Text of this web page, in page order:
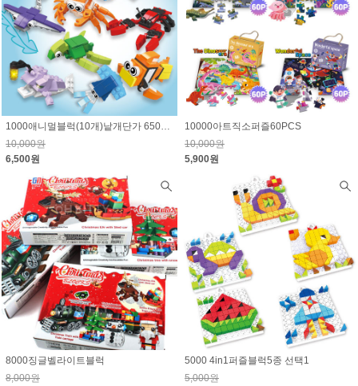
1000애니멀블럭(10개)낱개단가 650원 -해양/육지동물 선택
10,000원
6,500원
10000아트직소퍼즐60PCS
10,000원
5,900원
8000징글벨라이트블럭
8,000원
5000 4in1퍼즐블럭5종 선택1
5,000원